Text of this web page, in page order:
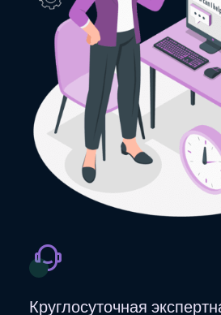
Круглосуточная